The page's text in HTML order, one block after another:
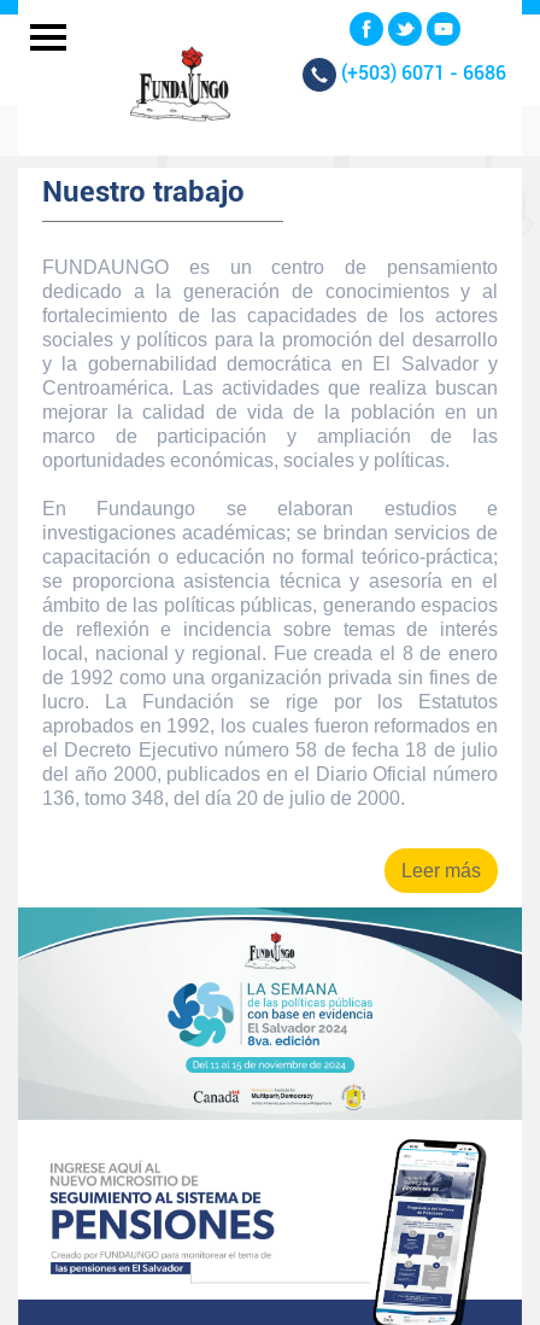
(+503) 6071 - 6686
Nuestro trabajo
FUNDAUNGO es un centro de pensamiento
dedicado a la generación de conocimientos y al
fortalecimiento de las capacidades de los actores
sociales y políticos para la promoción del desarrollo
y la gobernabilidad democrática en El Salvador y
Centroamérica. Las actividades que realiza buscan
mejorar la calidad de vida de la población en un
marco de participación y ampliación de las
oportunidades económicas, sociales y políticas.
En Fundaungo se elaboran estudios e
investigaciones académicas; se brindan servicios de
capacitación o educación no formal teórico-práctica;
se proporciona asistencia técnica y asesoría en el
ámbito de las políticas públicas, generando espacios
de reflexión e incidencia sobre temas de interés
local, nacional y regional. Fue creada el 8 de enero
de 1992 como una organización privada sin fines de
lucro. La Fundación se rige por los Estatutos
aprobados en 1992, los cuales fueron reformados en
el Decreto Ejecutivo número 58 de fecha 18 de julio
del año 2000, publicados en el Diario Oficial número
136, tomo 348, del día 20 de julio de 2000.
Leer más